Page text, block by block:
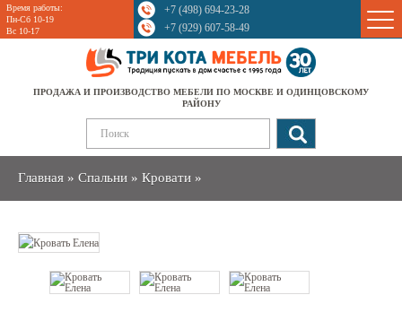
Время работы:
Пн-Сб 10-19
Вс 10-17
+7 (498) 694-23-28
+7 (929) 607-58-49
ПРОДАЖА И ПРОИЗВОДСТВО МЕБЕЛИ ПО МОСКВЕ И ОДИНЦОВСКОМУ
РАЙОНУ
Главная » Спальни » Кровати »
Sale